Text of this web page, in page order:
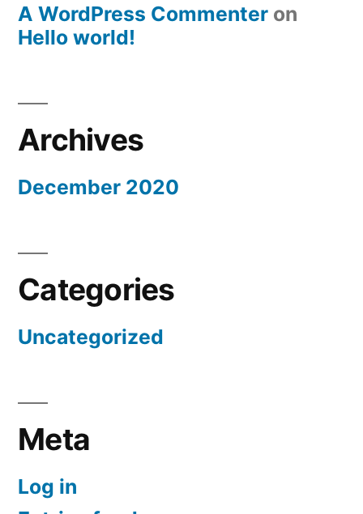
A WordPress Commenter on
Hello world!
Archives
December 2020
Categories
Uncategorized
Meta
Log in